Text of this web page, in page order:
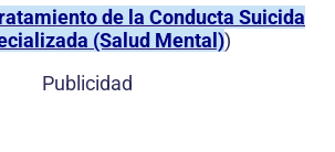
de la Conducta Suicida
(Salud Mental))
Publicidad